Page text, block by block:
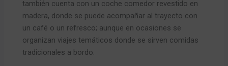
también cuenta con un coche comedor revestido en
madera, donde se puede acompañar al trayecto con
un café o un refresco; aunque en ocasiones se
organizan viajes temáticos donde se sirven comidas
tradicionales a bordo.